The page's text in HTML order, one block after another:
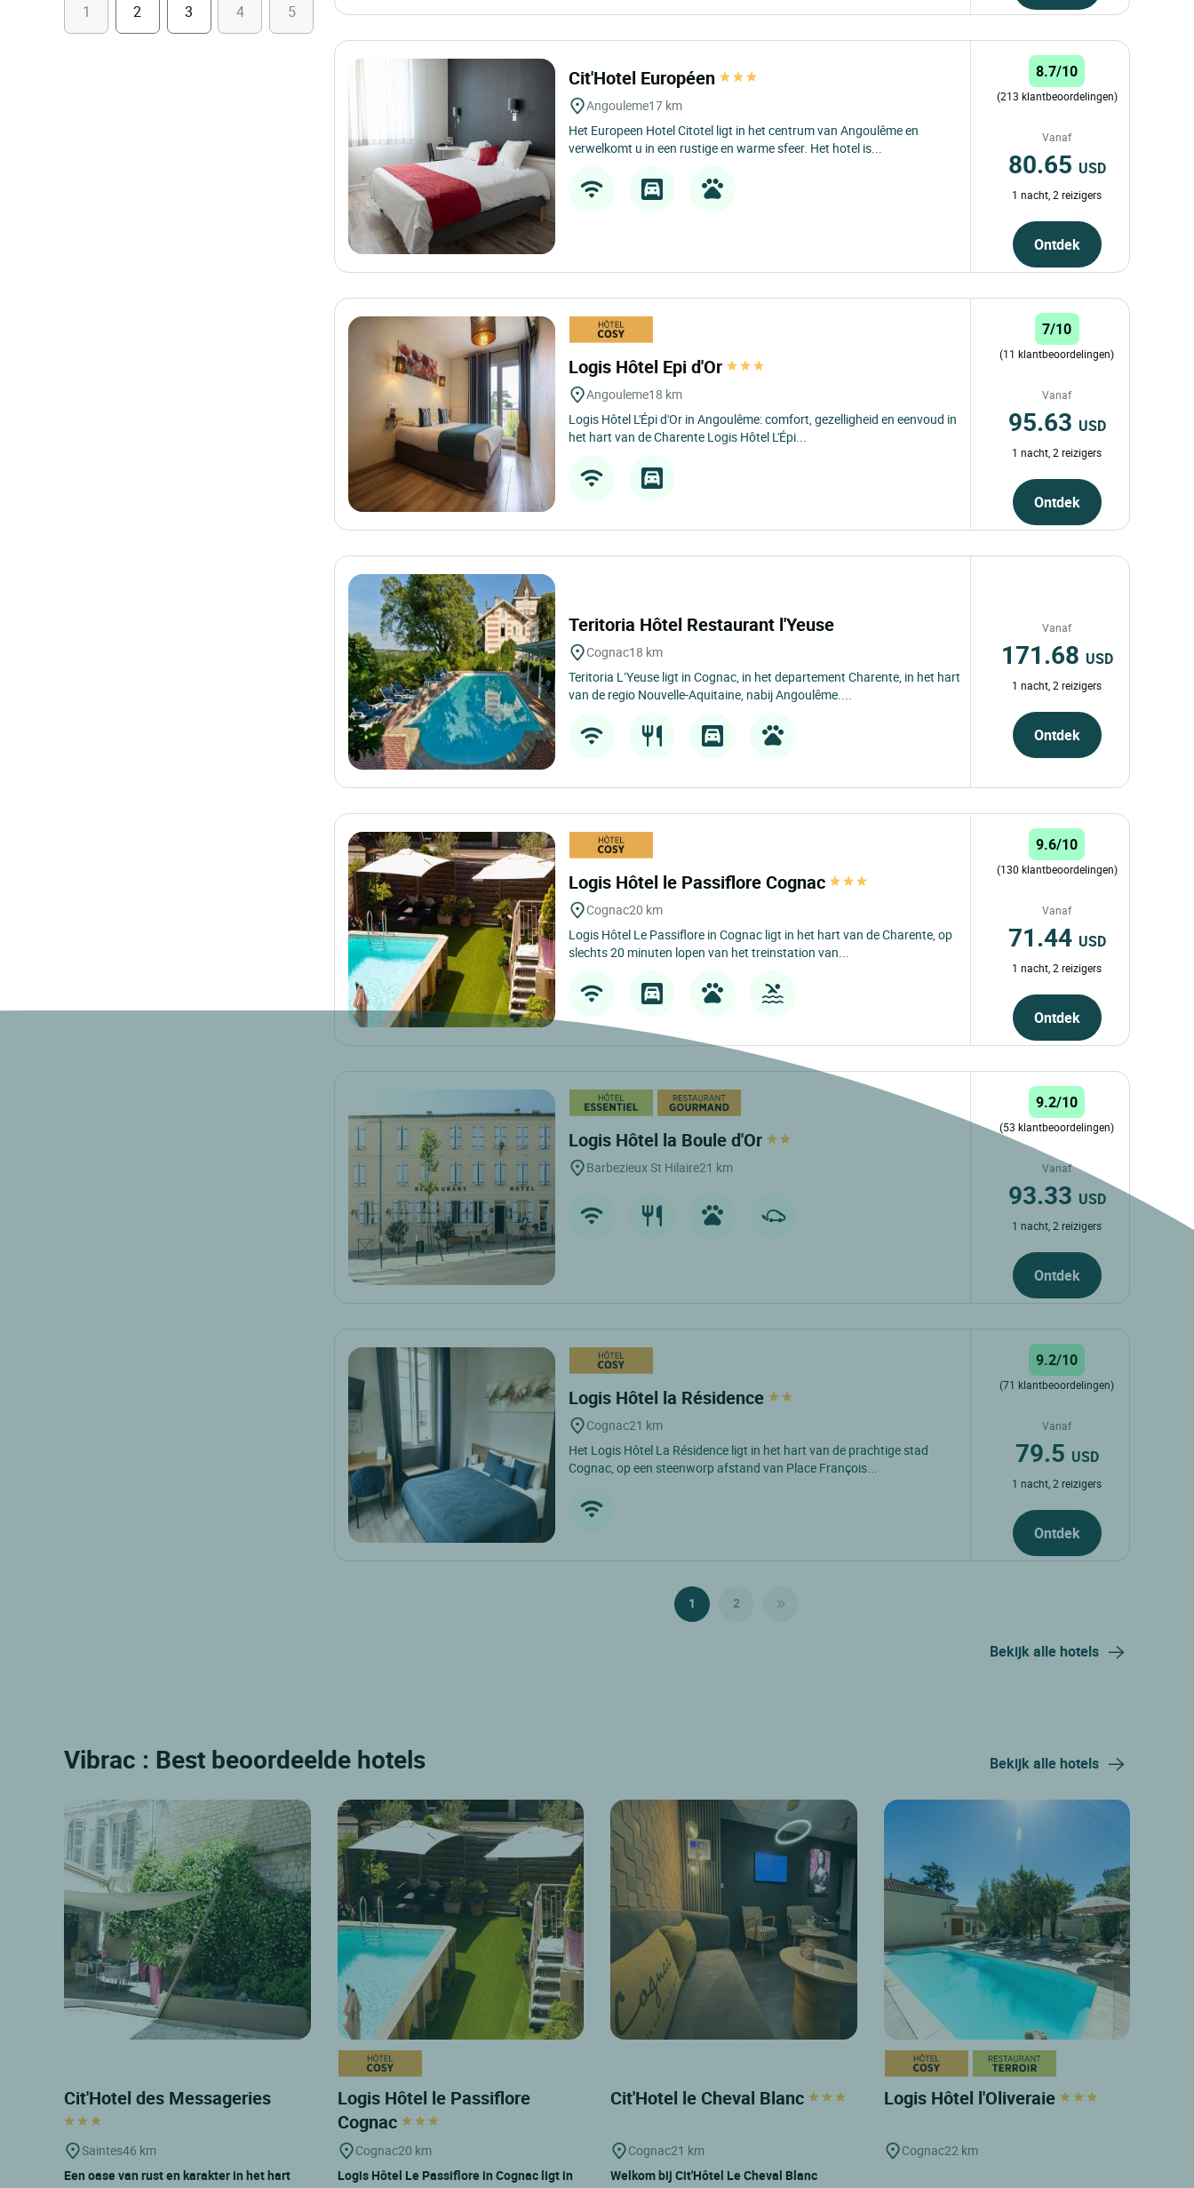
1 2 3 4 5
Cit'Hotel Européen
Angouleme17 km
Het Europeen Hotel Citotel ligt in het centrum van Angoulême en
verwelkomt u in een rustige en warme sfeer. Het hotel is...
8.7/10
(213 klantbeoordelingen)
Vanaf
80.65 USD
1 nacht, 2 reizigers
Ontdek
Logis Hôtel Epi d'Or
Angouleme18 km
Logis Hôtel L'Épi d'Or in Angoulême: comfort, gezelligheid en eenvoud in
het hart van de Charente Logis Hôtel L'Épi...
7/10
(11 klantbeoordelingen)
Vanaf
95.63 USD
1 nacht, 2 reizigers
Ontdek
Teritoria Hôtel Restaurant l'Yeuse
Cognac18 km
Teritoria L’Yeuse ligt in Cognac, in het departement Charente, in het hart
van de regio Nouvelle-Aquitaine, nabij Angoulême....
Vanaf
171.68 USD
1 nacht, 2 reizigers
Ontdek
Logis Hôtel le Passiflore Cognac
Cognac20 km
Logis Hôtel Le Passiflore in Cognac ligt in het hart van de Charente, op
slechts 20 minuten lopen van het treinstation van...
9.6/10
(130 klantbeoordelingen)
Vanaf
71.44 USD
1 nacht, 2 reizigers
Ontdek
Logis Hôtel la Boule d'Or
Barbezieux St Hilaire21 km
9.2/10
(53 klantbeoordelingen)
Vanaf
93.33 USD
1 nacht, 2 reizigers
Ontdek
Logis Hôtel la Résidence
Cognac21 km
Het Logis Hôtel La Résidence ligt in het hart van de prachtige stad
Cognac, op een steenworp afstand van Place François...
9.2/10
(71 klantbeoordelingen)
Vanaf
79.5 USD
1 nacht, 2 reizigers
Ontdek
1 2
Bekijk alle hotels
Vibrac : Best beoordeelde hotels Bekijk alle hotels
Cit'Hotel des Messageries
Saintes46 km
Een oase van rust en karakter in het hart
Logis Hôtel le Passiflore
Cognac
Cognac20 km
Logis Hôtel Le Passiflore in Cognac ligt in
Cit'Hotel le Cheval Blanc
Cognac21 km
Welkom bij Cit'Hôtel Le Cheval Blanc
Logis Hôtel l'Oliveraie
Cognac22 km